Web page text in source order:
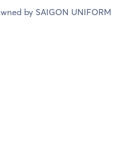
by SAIGON UNIFORM